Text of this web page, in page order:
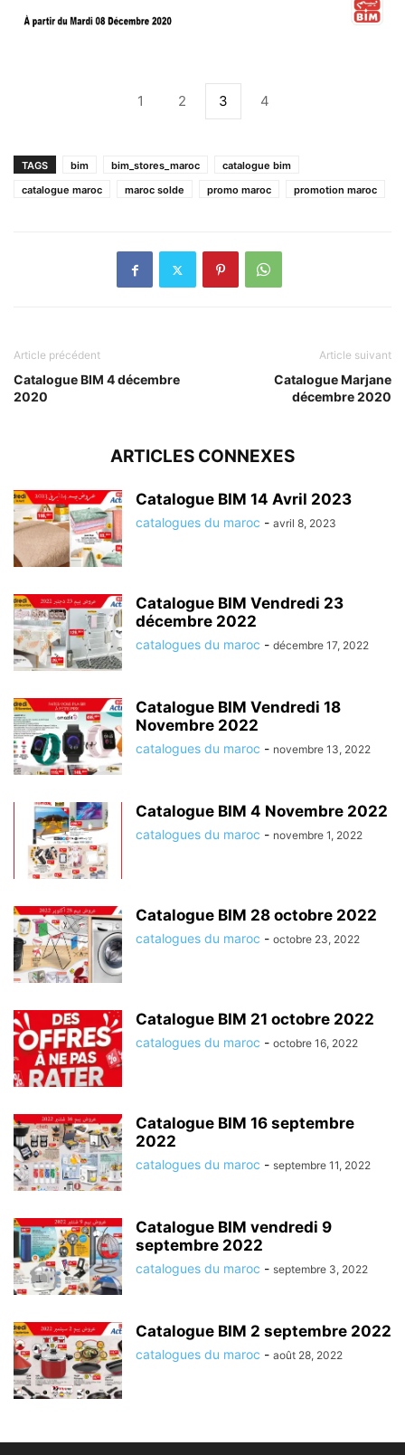
1 2 3 4
TAGS bim bim_stores_maroc
catalogue bim
catalogue maroc
maroc solde promo maroc promotion maroc
Article précédent
Catalogue BIM 4 décembre
2020
Article suivant
Catalogue Marjane
décembre 2020
ARTICLES CONNEXES
Catalogue BIM 14 Avril 2023
catalogues du maroc - avril 8, 2023
Catalogue BIM Vendredi 23
décembre 2022
catalogues du maroc - décembre 17, 2022
Catalogue BIM Vendredi 18
Novembre 2022
catalogues du maroc - novembre 13, 2022
Catalogue BIM 4 Novembre 2022
catalogues du maroc - novembre 1, 2022
Catalogue BIM 28 octobre 2022
catalogues du maroc - octobre 23, 2022
Catalogue BIM 21 octobre 2022
catalogues du maroc - octobre 16, 2022
Catalogue BIM 16 septembre
2022
catalogues du maroc - septembre 11, 2022
Catalogue BIM vendredi 9
septembre 2022
catalogues du maroc - septembre 3, 2022
Catalogue BIM 2 septembre 2022
catalogues du maroc - août 28, 2022